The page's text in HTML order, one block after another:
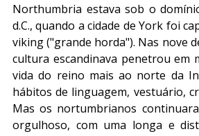
Northumbria estava sob o
d.C., quando a cidade de York foi
viking ("grande horda"). Nas nove
cultura escandinava penetrou em
vida do reino mais ao norte da
hábitos de linguagem, vestuário,
Mas os nortumbrianos
orgulhoso, com uma longa e